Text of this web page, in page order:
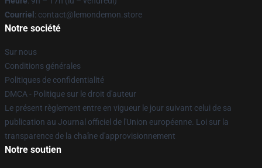
Courriel : contact@lemondemon.store
Notre société
Sur nous
Conditions générales
Politiques de confidentialité
DMCA - Politique sur le droit d'auteur
Le présent règlement entre en vigueur le jour suivant celui de sa
publication au Journal officiel de l'Union européenne. Loi sur la
transparence de la chaîne d'approvisionnement
Notre soutien